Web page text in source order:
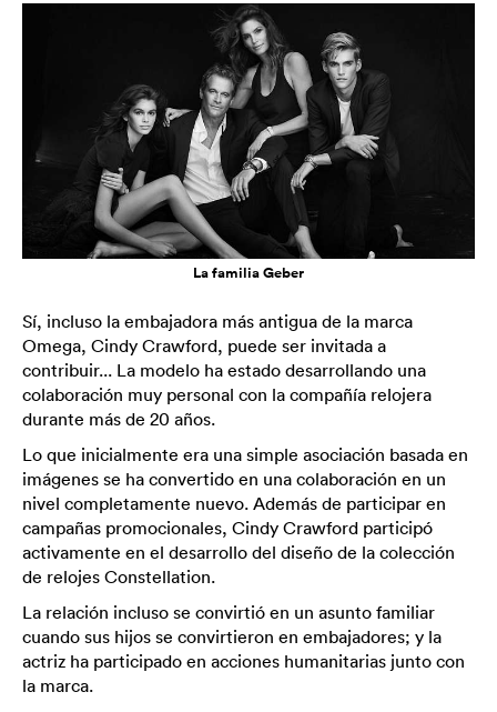
La familia Geber
Sí, incluso la embajadora más antigua de la marca
Omega, Cindy Crawford, puede ser invitada a
contribuir... La modelo ha estado desarrollando una
colaboración muy personal con la compañía relojera
durante más de 20 años.
Lo que inicialmente era una simple asociación basada en
imágenes se ha convertido en una colaboración en un
nivel completamente nuevo. Además de participar en
campañas promocionales, Cindy Crawford participó
activamente en el desarrollo del diseño de la colección
de relojes Constellation.
La relación incluso se convirtió en un asunto familiar
cuando sus hijos se convirtieron en embajadores; y la
actriz ha participado en acciones humanitarias junto con
la marca.